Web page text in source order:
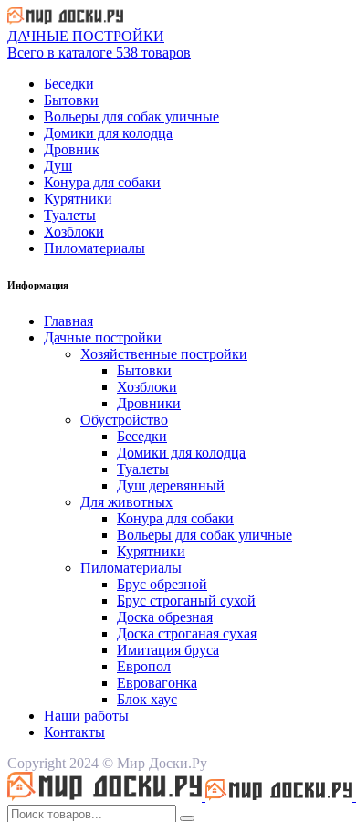
ДАЧНЫЕ ПОСТРОЙКИ
Всего в каталоге 538 товаров
Беседки
Бытовки
Вольеры для собак уличные
Домики для колодца
Дровник
Душ
Конура для собаки
Курятники
Туалеты
Хозблоки
Пиломатериалы
Информация
Главная
Дачные постройки
Хозяйственные постройки
Бытовки
Хозблоки
Дровники
Обустройство
Беседки
Домики для колодца
Туалеты
Душ деревянный
Для животных
Конура для собаки
Вольеры для собак уличные
Курятники
Пиломатериалы
Брус обрезной
Брус строганый сухой
Доска обрезная
Доска строганая сухая
Имитация бруса
Европол
Евровагонка
Блок хаус
Наши работы
Контакты
Copyright 2024 © Мир Доски.Ру